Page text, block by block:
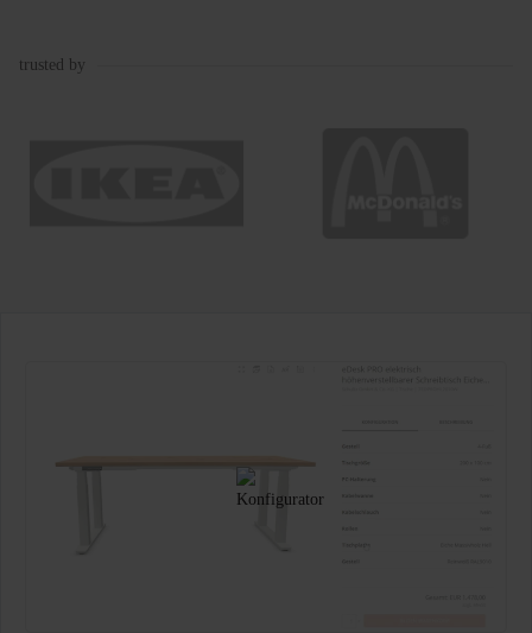
trusted by